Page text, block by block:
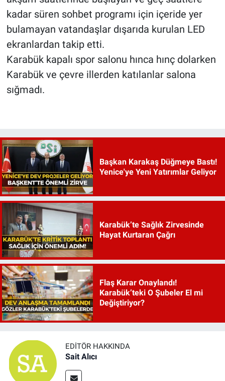
kadar süren sohbet programı için içeride yer
bulamayan vatandaşlar dışarıda kurulan LED
ekranlardan takip etti.
Karabük kapalı spor salonu hınca hınç dolarken
Karabük ve çevre illerden katılanlar salona
sığmadı.
Başkan Karakaş Düğmeye Bastı!
Yenice'ye Yeni Yatırımlar Geliyor
Karabük’te Sağlık Zirvesinde
Hayat Kurtaran Çağrı
Flaş Karar Onaylandı!
Karabük’teki O Şubeler El mi
Değiştiriyor?
EDITÖR HAKKINDA
Sait Alıcı